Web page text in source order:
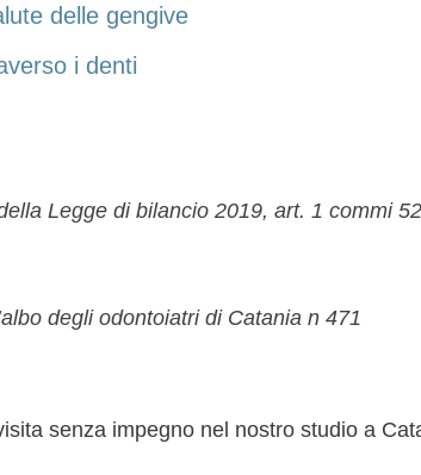
delle gengive
i denti
Legge di bilancio 2019, art. 1 commi
degli odontoiatri di Catania n 471
senza impegno nel nostro studio a